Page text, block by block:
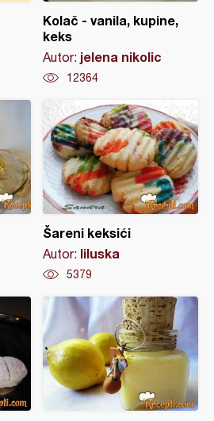
Kolač - vanila, kupine,
keks
Autor: jelena nikolic
12364
Šareni keksići
Autor: liluska
5379